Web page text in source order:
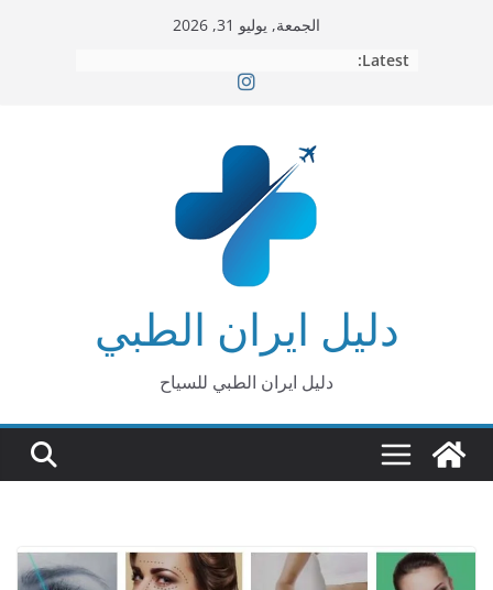
الجمعة, يوليو 31, 2026
Latest:
دليل ايران الطبي
دليل ايران الطبي للسياح